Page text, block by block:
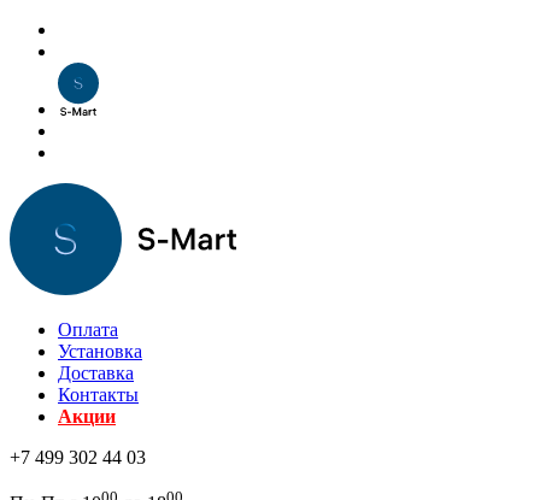
Оплата
Установка
Доставка
Контакты
Акции
+7 499 302 44 03